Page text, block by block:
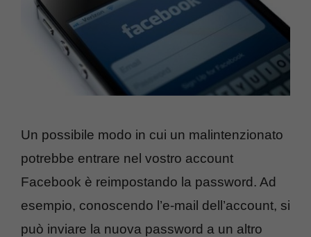
Un possibile modo in cui un malintenzionato
potrebbe entrare nel vostro account
Facebook è reimpostando la password. Ad
esempio, conoscendo l’e-mail dell’account, si
può inviare la nuova password a un altro